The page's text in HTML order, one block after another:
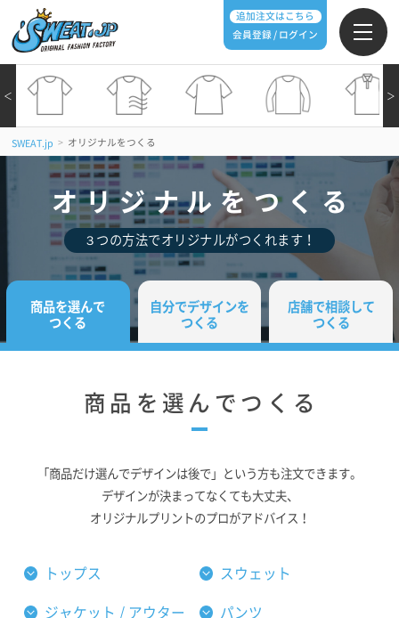
追加注文はこちら
会員登録 / ログイン
＞
＜
SWEAT.jp > オリジナルをつくる
オリジナルをつくる
３つの方法でオリジナルがつくれます！
商品を選んで
つくる
自分でデザインを
つくる
店舗で相談して
つくる
商品を選んでつくる
「商品だけ選んでデザインは後で」という方も注文できます。
デザインが決まってなくても大丈夫、
オリジナルプリントのプロがアドバイス！
トップス スウェット
ジャケット / アウター パンツ